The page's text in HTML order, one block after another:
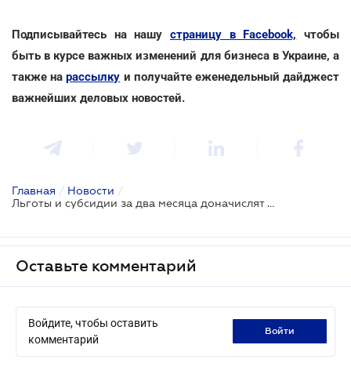
Подписывайтесь на нашу страницу в Facebook, чтобы
быть в курсе важных изменений для бизнеса в Украине, а
также нарассылку и получайте еженедельный дайджест
важнейших деловых новостей.
Главная / Новости /
Льготы и субсидии за два месяца доначислят автоматически
Оставьте комментарий
Войдите, чтобы оставить
комментарий
войти